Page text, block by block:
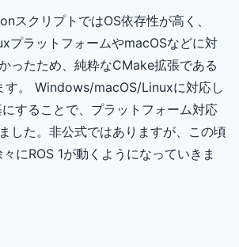
スクリプトではOS依存性が高く、
プラットフォームやmacOSなどに対
ったため、純粋なCMake拡張である
す。 Windows/macOS/Linuxに対応し
することで、プラットフォーム対応
した。非公式ではありますが、この頃
にROS 1が動くようになっていきま